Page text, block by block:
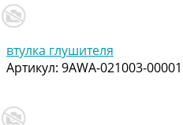
втулка глушителя
Артикул: 9AWA-021003-00001